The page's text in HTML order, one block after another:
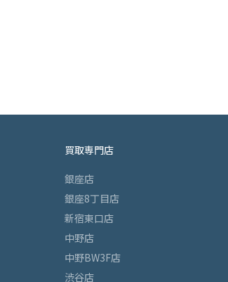
買取専門店
銀座店
銀座8丁目店
新宿東口店
中野店
中野BW3F店
渋谷店